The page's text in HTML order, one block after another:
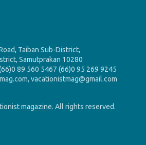
Taiban Sub-District,
Samutprakan 10280
89 560 5467 (66)0 95 269 9245
vacationistmag@gmail.com
magazine. All rights reserved.